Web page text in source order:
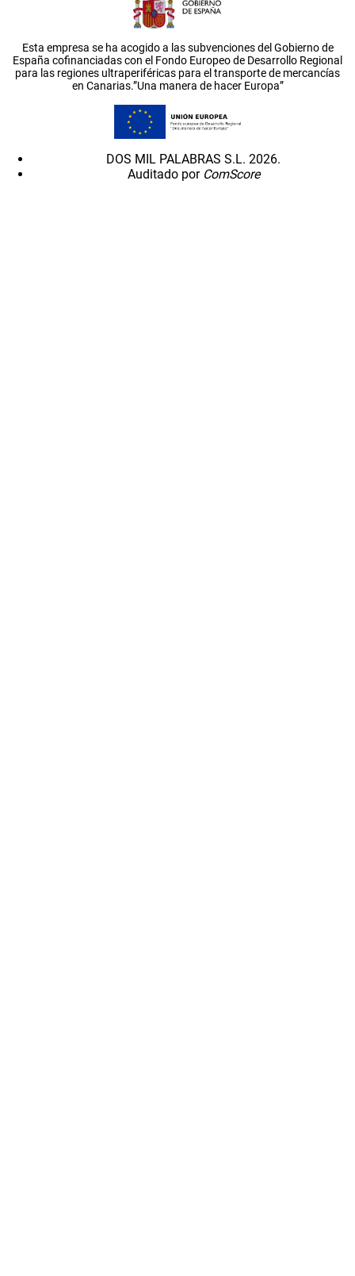
Esta empresa se ha acogido a las subvenciones del Gobierno de
España cofinanciadas con el Fondo Europeo de Desarrollo Regional
para las regiones ultraperiféricas para el transporte de mercancías
en Canarias.”Una manera de hacer Europa”
DOS MIL PALABRAS S.L. 2026.
Auditado por ComScore